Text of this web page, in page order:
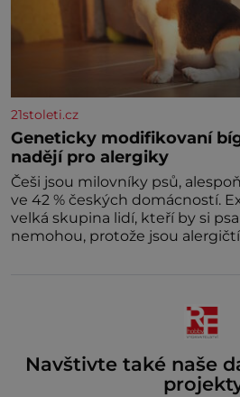
21stoleti.cz
Geneticky modifikovaní
nadějí pro alergiky
Češi jsou milovníky psů,
ve 42 % českých domácností.
velká skupina lidí, kteří by si
nemohou, protože jsou
Navštivte také naše